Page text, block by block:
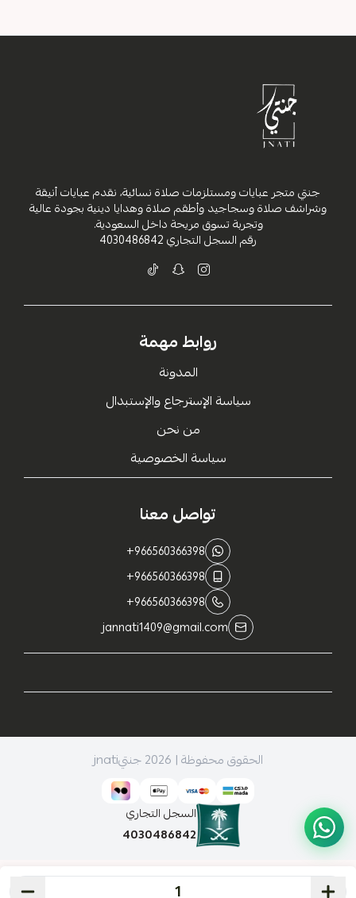
جنتي متجر عبايات ومستلزمات صلاة نسائية، نقدم عبايات أنيقة
وشراشف صلاة وسجاجيد وأطقم صلاة وهدايا دينية بجودة عالية
وتجربة تسوق مريحة داخل السعودية.
رقم السجل التجاري4030486842
روابط مهمة
المدونة
سياسة الإسترجاع والإستبدال
من نحن
سياسة الخصوصية
تواصل معنا
+966560366398
+966560366398
+966560366398
jannati1409@gmail.com
الحقوق محفوظة | 2026 جنتيjnati
السجل التجاري
4030486842